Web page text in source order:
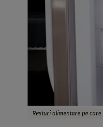
Resturi alimentare pe